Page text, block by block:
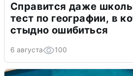
Справится даже
тест по географии, в
стыдно ошибиться
6 августа 100